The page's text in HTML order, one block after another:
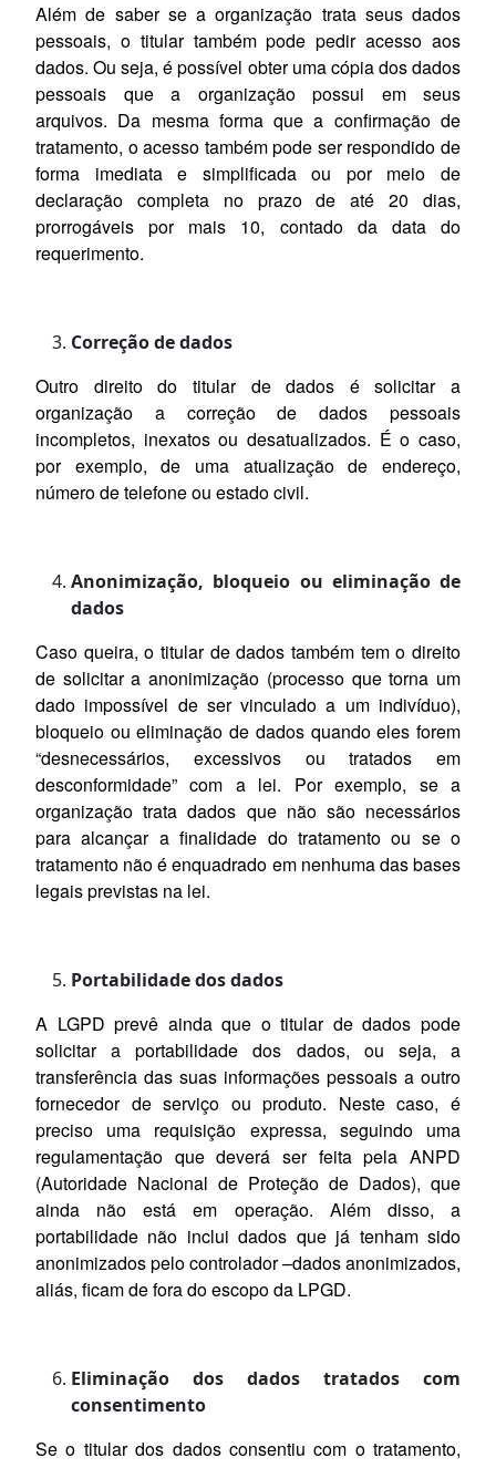
Além de saber se a organização trata seus dados
pessoais, o titular também pode pedir acesso aos
dados. Ou seja, é possível obter uma cópia dos dados
pessoais que a organização possui em seus
arquivos. Da mesma forma que a confirmação de
tratamento, o acesso também pode ser respondido de
forma imediata e simplificada ou por meio de
declaração completa no prazo de até 20 dias,
prorrogáveis por mais 10, contado da data do
requerimento.
Correção de dados
Outro direito do titular de dados é solicitar a
organização a correção de dados pessoais
incompletos, inexatos ou desatualizados. É o caso,
por exemplo, de uma atualização de endereço,
número de telefone ou estado civil.
Anonimização, bloqueio ou eliminação de
dados
Caso queira, o titular de dados também tem o direito
de solicitar a anonimização (processo que torna um
dado impossível de ser vinculado a um indivíduo),
bloqueio ou eliminação de dados quando eles forem
“desnecessários, excessivos ou tratados em
desconformidade” com a lei. Por exemplo, se a
organização trata dados que não são necessários
para alcançar a finalidade do tratamento ou se o
tratamento não é enquadrado em nenhuma das bases
legais previstas na lei.
Portabilidade dos dados
A LGPD prevê ainda que o titular de dados pode
solicitar a portabilidade dos dados, ou seja, a
transferência das suas informações pessoais a outro
fornecedor de serviço ou produto. Neste caso, é
preciso uma requisição expressa, seguindo uma
regulamentação que deverá ser feita pela ANPD
(Autoridade Nacional de Proteção de Dados), que
ainda não está em operação. Além disso, a
portabilidade não inclui dados que já tenham sido
anonimizados pelo controlador –dados anonimizados,
aliás, ficam de fora do escopo da LPGD.
Eliminação dos dados tratados com
consentimento
Se o titular dos dados consentiu com o tratamento,